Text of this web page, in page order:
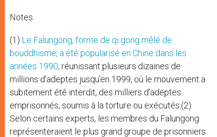
Notes
(1) Le Falungong, forme de qi gong mêlé de
bouddhisme, a été popularisé en Chine dans les
années 1990, réunissant plusieurs dizaines de
millions d’adeptes jusqu’en 1999, où le mouvement a
subitement été interdit, des milliers d’adeptes
emprisonnés, soumis à la torture ou exécutés.(2)
Selon certains experts, les membres du Falungong
représenteraient le plus grand groupe de prisonniers